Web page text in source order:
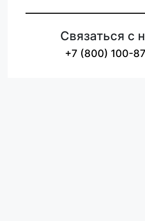
Связаться с
+7 (800) 100-